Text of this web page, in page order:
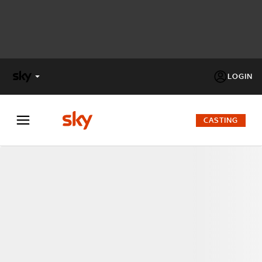
LOGIN
FACTOR
CASTING